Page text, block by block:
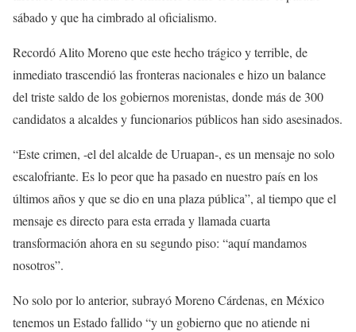
sábado y que ha cimbrado al oficialismo.
Recordó Alito Moreno que este hecho trágico y terrible, de
inmediato trascendió las fronteras nacionales e hizo un balance
del triste saldo de los gobiernos morenistas, donde más de 300
candidatos a alcaldes y funcionarios públicos han sido asesinados.
“Este crimen, -el del alcalde de Uruapan-, es un mensaje no solo
escalofriante. Es lo peor que ha pasado en nuestro país en los
últimos años y que se dio en una plaza pública”, al tiempo que el
mensaje es directo para esta errada y llamada cuarta
transformación ahora en su segundo piso: “aquí mandamos
nosotros”.
No solo por lo anterior, subrayó Moreno Cárdenas, en México
tenemos un Estado fallido “y un gobierno que no atiende ni